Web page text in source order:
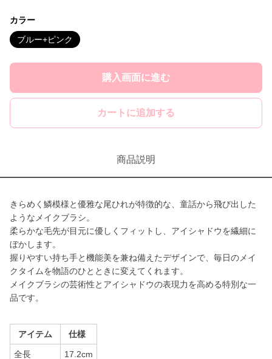
カラー
ブルー+ピンク
購入画面に進む
カートに追加する
商品説明
きらめく鱗模様と優雅な尾ひれが特徴的な、童話から飛び出した
ようなメイクブラシ。
柔らかな毛先が目元に優しくフィットし、アイシャドウを繊細に
ぼかします。
握りやすい持ち手と機能美を兼ね備えたデザインで、毎日のメイ
クタイムを物語のひとときに変えてくれます。
メイクブラシの芸術性とアイシャドウの表現力を高める特別な一
品です。
アイテム 仕様
全長 17.2cm